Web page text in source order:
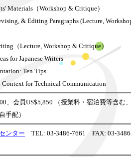
Materials（Workshop & Critique）
& Editing Paragraphs (Lecture,
（Lecture, Workshop & Critique）
for Japanese Writers
Ten Tips
for Technical Communication
、会員US$5,850 （授業料・宿泊費等含む、
手配）
ンター TEL: 03-3486-7661 FAX: 03-